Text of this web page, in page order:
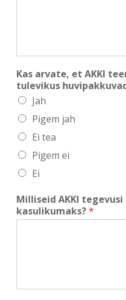
Kas arvate, et AKKI
tulevikus
Jah
Pigem jah
Ei tea
Pigem ei
Ei
Milliseid AKKI
kasulikumaks?*